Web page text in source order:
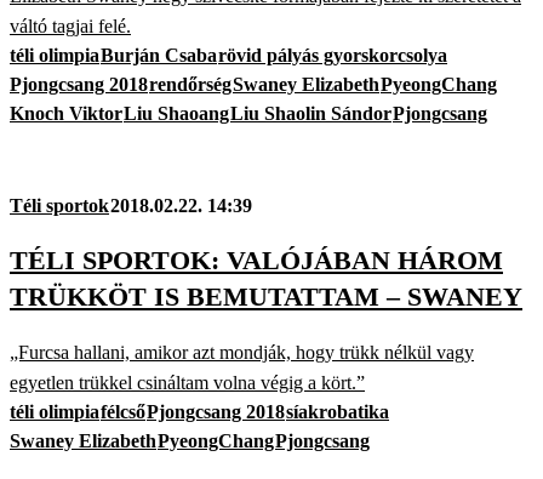
váltó tagjai felé.
téli olimpiaBurján Csabarövid pályás gyorskorcsolya
Pjongcsang 2018rendőrségSwaney ElizabethPyeongChang
Knoch ViktorLiu ShaoangLiu Shaolin SándorPjongcsang
Téli sportok2018.02.22. 14:39
TÉLI SPORTOK: VALÓJÁBAN HÁROM
TRÜKKÖT IS BEMUTATTAM – SWANEY
„Furcsa hallani, amikor azt mondják, hogy trükk nélkül vagy
egyetlen trükkel csináltam volna végig a kört.”
téli olimpiafélcsőPjongcsang 2018síakrobatika
Swaney ElizabethPyeongChangPjongcsang